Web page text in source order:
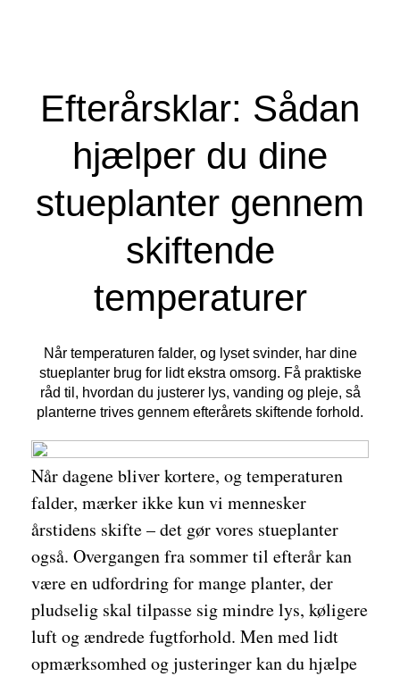
Efterårsklar: Sådan
hjælper du dine
stueplanter gennem
skiftende
temperaturer
Når temperaturen falder, og lyset svinder, har dine
stueplanter brug for lidt ekstra omsorg. Få praktiske
råd til, hvordan du justerer lys, vanding og pleje, så
planterne trives gennem efterårets skiftende forhold.
Når dagene bliver kortere, og temperaturen
falder, mærker ikke kun vi mennesker
årstidens skifte – det gør vores stueplanter
også. Overgangen fra sommer til efterår kan
være en udfordring for mange planter, der
pludselig skal tilpasse sig mindre lys, køligere
luft og ændrede fugtforhold. Men med lidt
opmærksomhed og justeringer kan du hjælpe